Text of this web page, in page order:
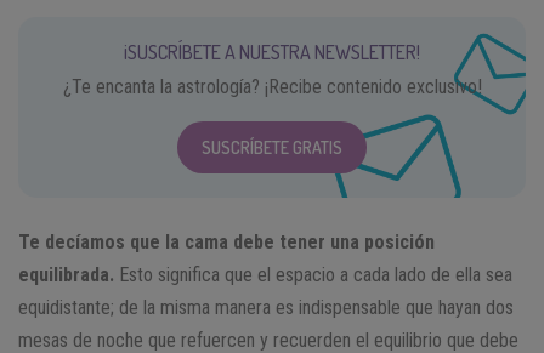
¡SUSCRÍBETE A NUESTRA NEWSLETTER!
¿Te encanta la astrología? ¡Recibe contenido exclusivo!
SUSCRÍBETE GRATIS
Te decíamos que la cama debe tener una posición
equilibrada. Esto significa que el espacio a cada lado de ella sea
equidistante; de la misma manera es indispensable que hayan dos
mesas de noche que refuercen y recuerden el equilibrio que debe